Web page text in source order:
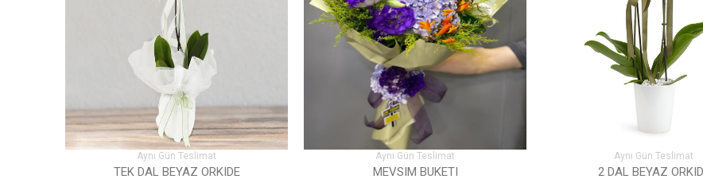
Aynı Gün Teslimat
TEK DAL BEYAZ ORKIDE
Aynı Gün Teslimat
MEVSIM BUKETI
Aynı Gün Teslimat
2 DAL BEYAZ